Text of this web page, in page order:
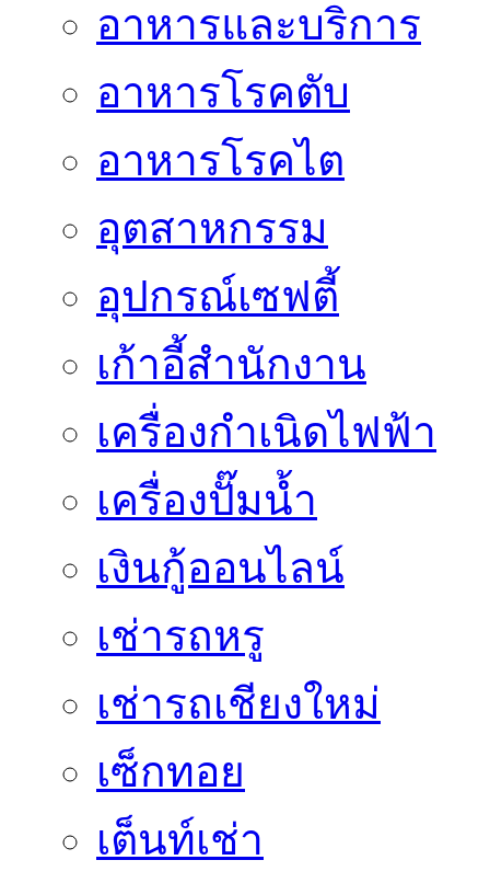
อาหารและบริการ
อาหารโรคตับ
อาหารโรคไต
อุตสาหกรรม
อุปกรณ์เซฟตี้
เก้าอี้สำนักงาน
เครื่องกำเนิดไฟฟ้า
เครื่องปั๊มน้ำ
เงินกู้ออนไลน์
เช่ารถหรู
เช่ารถเชียงใหม่
เซ็กทอย
เต็นท์เช่า